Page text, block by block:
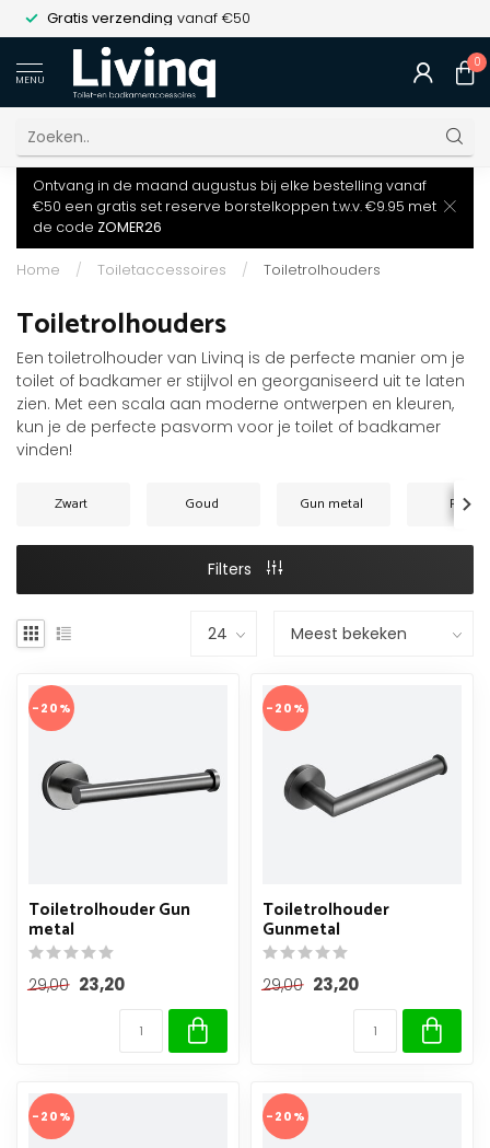
Gratis verzending vanaf €50
MENU
0
Ontvang in de maand augustus bij elke bestelling vanaf
€50 een gratis set reserve borstelkoppen t.w.v. €9.95 met
de code ZOMER26
Home / Toiletaccessoires / Toiletrolhouders
Toiletrolhouders
Een toiletrolhouder van Livinq is de perfecte manier om je
toilet of badkamer er stijlvol en georganiseerd uit te laten
zien. Met een scala aan moderne ontwerpen en kleuren,
kun je de perfecte pasvorm voor je toilet of badkamer
vinden!
Zwart Goud Gun metal RVS
Filters
-20%
Toiletrolhouder Gun
metal
29,00 23,20
-20%
Toiletrolhouder
Gunmetal
29,00 23,20
-20% -20%